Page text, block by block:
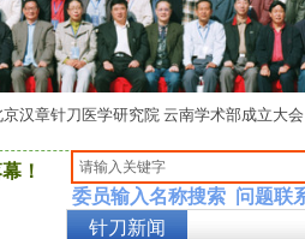
汉章针刀医学研究院 云南学术部成立大会
！
委员输入名称搜索 问题联
针刀新闻